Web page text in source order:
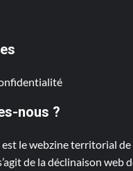
nous ?
est le webzine territorial
de la déclinaison web